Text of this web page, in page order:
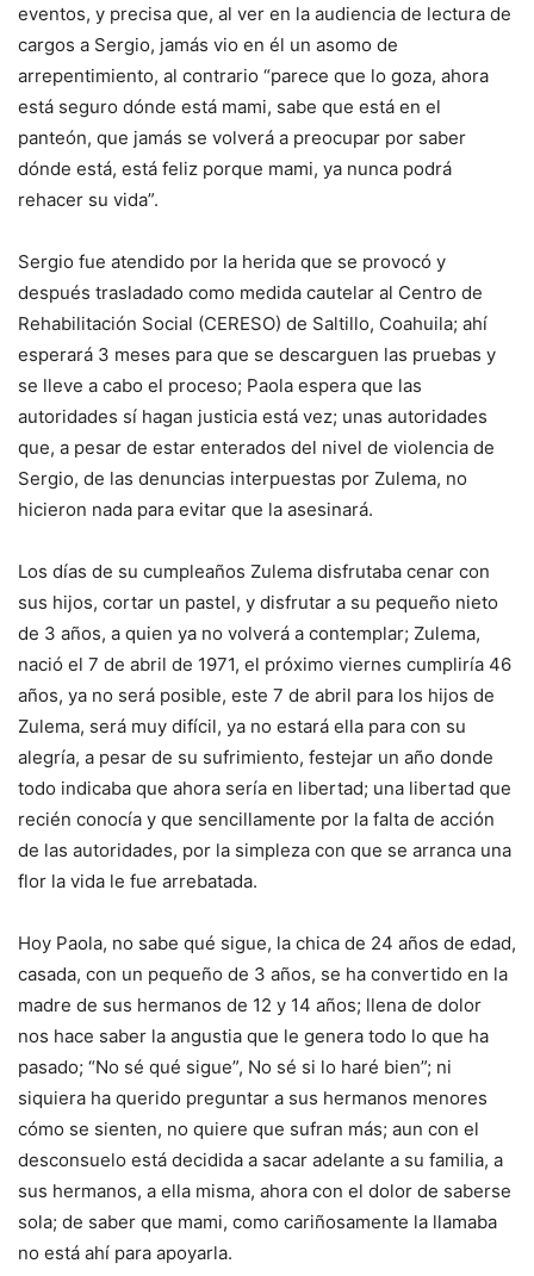
eventos, y precisa que, al ver en la audiencia de lectura de
cargos a Sergio, jamás vio en él un asomo de
arrepentimiento, al contrario “parece que lo goza, ahora
está seguro dónde está mami, sabe que está en el
panteón, que jamás se volverá a preocupar por saber
dónde está, está feliz porque mami, ya nunca podrá
rehacer su vida”.
Sergio fue atendido por la herida que se provocó y
después trasladado como medida cautelar al Centro de
Rehabilitación Social (CERESO) de Saltillo, Coahuila; ahí
esperará 3 meses para que se descarguen las pruebas y
se lleve a cabo el proceso; Paola espera que las
autoridades sí hagan justicia está vez; unas autoridades
que, a pesar de estar enterados del nivel de violencia de
Sergio, de las denuncias interpuestas por Zulema, no
hicieron nada para evitar que la asesinará.
Los días de su cumpleaños Zulema disfrutaba cenar con
sus hijos, cortar un pastel, y disfrutar a su pequeño nieto
de 3 años, a quien ya no volverá a contemplar; Zulema,
nació el 7 de abril de 1971, el próximo viernes cumpliría 46
años, ya no será posible, este 7 de abril para los hijos de
Zulema, será muy difícil, ya no estará ella para con su
alegría, a pesar de su sufrimiento, festejar un año donde
todo indicaba que ahora sería en libertad; una libertad que
recién conocía y que sencillamente por la falta de acción
de las autoridades, por la simpleza con que se arranca una
flor la vida le fue arrebatada.
Hoy Paola, no sabe qué sigue, la chica de 24 años de edad,
casada, con un pequeño de 3 años, se ha convertido en la
madre de sus hermanos de 12 y 14 años; llena de dolor
nos hace saber la angustia que le genera todo lo que ha
pasado; “No sé qué sigue”, No sé si lo haré bien”; ni
siquiera ha querido preguntar a sus hermanos menores
cómo se sienten, no quiere que sufran más; aun con el
desconsuelo está decidida a sacar adelante a su familia, a
sus hermanos, a ella misma, ahora con el dolor de saberse
sola; de saber que mami, como cariñosamente la llamaba
no está ahí para apoyarla.